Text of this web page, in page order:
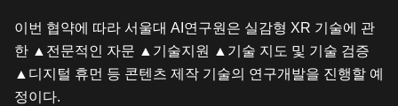
이번 협약에 따라 서울대 AI연구원은 실감형 XR 기술에 관
한 ▲전문적인 자문 ▲기술지원 ▲기술 지도 및 기술 검증
▲디지털 휴먼 등 콘텐츠 제작 기술의 연구개발을 진행할 예
정이다.